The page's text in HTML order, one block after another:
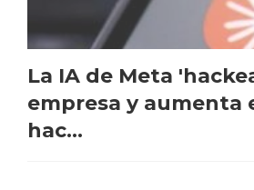
La IA de Meta
empresa y aumenta
hac...